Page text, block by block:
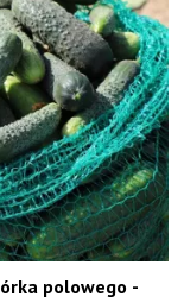
polowego -